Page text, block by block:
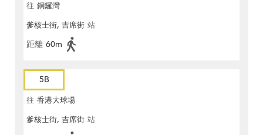
往 銅鑼灣
爹核士街, 吉席街 站
距離 60m
5B
往 香港大球場
爹核士街, 吉席街 站